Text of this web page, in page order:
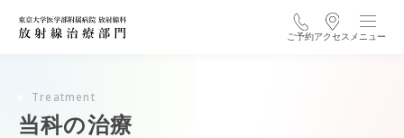
ご予約アクセス メニュー
Treatment
当科の治療